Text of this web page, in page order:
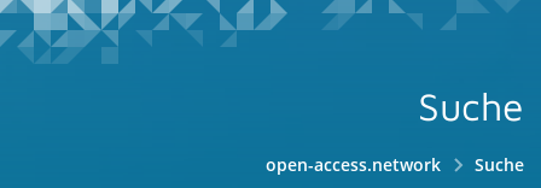
Suche
open-access.network Suche